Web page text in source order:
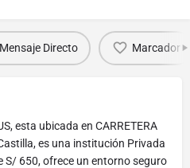
Mensaje Directo Marcador
esta ubicada en CARRETERA
es una institución Privada
S/ 650, ofrece un entorno seguro